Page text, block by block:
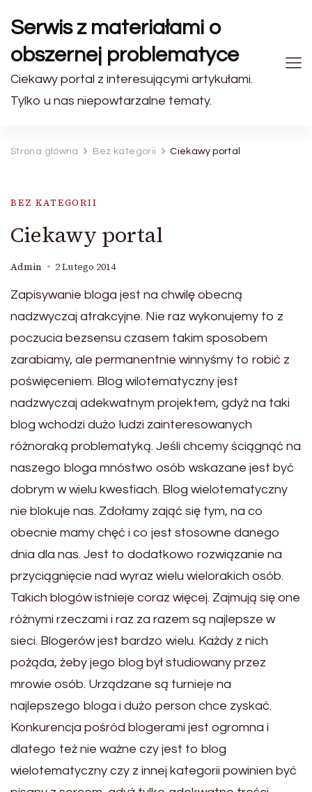
Serwis z materiałami o
obszernej problematyce
Ciekawy portal z interesującymi artykułami.
Tylko u nas niepowtarzalne tematy.
Strona główna Bez kategorii Ciekawy portal
BEZ KATEGORII
Ciekawy portal
Admin 2 Lutego 2014
Zapisywanie bloga jest na chwilę obecną
nadzwyczaj atrakcyjne. Nie raz wykonujemy to z
poczucia bezsensu czasem takim sposobem
zarabiamy, ale permanentnie winnyśmy to robić z
poświęceniem. Blog wilotematyczny jest
nadzwyczaj adekwatnym projektem, gdyż na taki
blog wchodzi dużo ludzi zainteresowanych
różnoraką problematyką. Jeśli chcemy ściągnąć na
naszego bloga mnóstwo osób wskazane jest być
dobrym w wielu kwestiach. Blog wielotematyczny
nie blokuje nas. Zdołamy zająć się tym, na co
obecnie mamy chęć i co jest stosowne danego
dnia dla nas. Jest to dodatkowo rozwiązanie na
przyciągnięcie nad wyraz wielu wielorakich osób.
Takich blogów istnieje coraz więcej. Zajmują się one
różnymi rzeczami i raz za razem są najlepsze w
sieci. Blogerów jest bardzo wielu. Każdy z nich
pożąda, żeby jego blog był studiowany przez
mrowie osób. Urządzane są turnieje na
najlepszego bloga i dużo person chce zyskać.
Konkurencja pośród blogerami jest ogromna i
dlatego też nie ważne czy jest to blog
wielotematyczny czy z innej kategorii powinien być